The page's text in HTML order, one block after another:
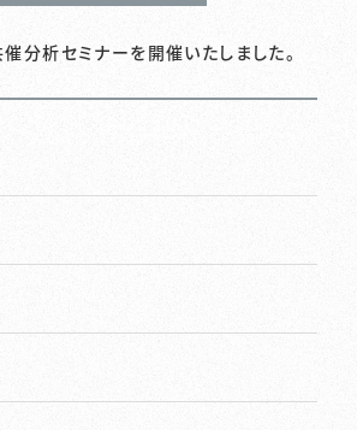
分析セミナーを開催いたしました。